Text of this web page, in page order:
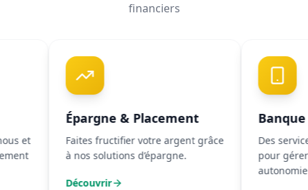
financiers
Épargne & Placement
Faites fructifier votre argent grâce
à nos solutions d’épargne.
Découvrir
Banque
Des services
pour gérer vos
autonomie.